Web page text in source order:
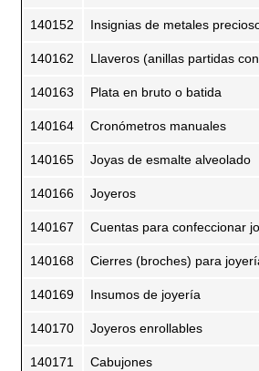
140152 Insignias de metales
140162 Llaveros (anillas partidas
140163 Plata en bruto o batida
140164 Cronómetros manuales
140165 Joyas de esmalte alveolado
140166 Joyeros
140167 Cuentas para confeccionar
140168 Cierres (broches) para
140169 Insumos de joyería
140170 Joyeros enrollables
140171 Cabujones